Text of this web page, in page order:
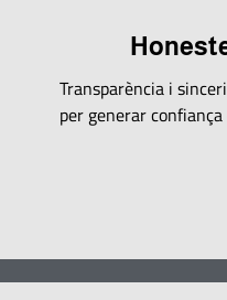
Transparència i
per generar